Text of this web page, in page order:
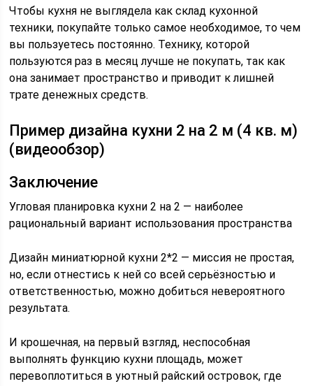
Чтобы кухня не выглядела как склад кухонной
техники, покупайте только самое необходимое, то чем
вы пользуетесь постоянно. Технику, которой
пользуются раз в месяц лучше не покупать, так как
она занимает пространство и приводит к лишней
трате денежных средств.
Пример дизайна кухни 2 на 2 м (4 кв. м)
(видеообзор)
Заключение
Угловая планировка кухни 2 на 2 — наиболее
рациональный вариант использования пространства
Дизайн миниатюрной кухни 2*2 — миссия не простая,
но, если отнестись к ней со всей серьёзностью и
ответственностью, можно добиться невероятного
результата.
И крошечная, на первый взгляд, неспособная
выполнять функцию кухни площадь, может
перевоплотиться в уютный райский островок, где